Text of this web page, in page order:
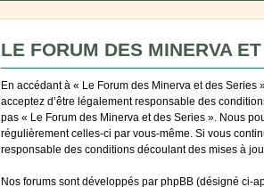
LE FORUM DES MINERVA
En accédant à « Le Forum des Minerva et des
acceptez d’être légalement responsable des
pas « Le Forum des Minerva et des Series ». Nous
régulièrement celles-ci par vous-même. Si vous
responsable des conditions découlant des mises à
Nos forums sont développés par phpBB (désigné ci-